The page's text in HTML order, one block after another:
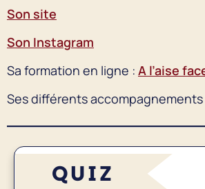
Son site
Son Instagram
Sa formation en ligne : A l’aise
Ses différents accompagnements
QUIZ